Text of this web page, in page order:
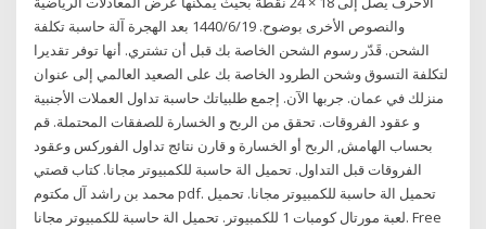
والنصوص الأخرى بوضوح. 19‏‏/6‏‏/1440 بعد الهجرة آلة حاسبة تكلفة
الشحن. قَدّر رسوم الشحن الخاصة بك قبل أن تشتري. أنها توفر تقديرا
لتكلفة التسوق وشحن الطرود الخاصة بك على الصعيد العالمي إلى عنوان
منزلك في عمان. جربها الآن. إجمع طلبياتك حاسبة تداول العملات الأجنبية
و عقود الفروقات. تحقق من الربح و الخسارة للصفقات المحتملة. قم
بحساب الهامش, الربح أو الخسارة و قارن نتائج تداول الفوركس وعقود
الفروقات قبل التداول. تحميل الة حاسبة للكمبيوتر مجانا. كتاب قصتي
محمد بن راشد آل مكتوم pdf. تحميل الة حاسبة للكمبيوتر مجانا. تحميل
لعبة مورتال كومبات 1 للكمبيوتر. تحميل الة حاسبة للكمبيوتر مجانا. Free